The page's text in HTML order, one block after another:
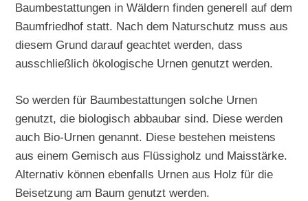
Baumbestattungen in Wäldern finden generell auf dem
Baumfriedhof statt. Nach dem Naturschutz muss aus
diesem Grund darauf geachtet werden, dass
ausschließlich ökologische Urnen genutzt werden.
So werden für Baumbestattungen solche Urnen
genutzt, die biologisch abbaubar sind. Diese werden
auch Bio-Urnen genannt. Diese bestehen meistens
aus einem Gemisch aus Flüssigholz und Maisstärke.
Alternativ können ebenfalls Urnen aus Holz für die
Beisetzung am Baum genutzt werden.